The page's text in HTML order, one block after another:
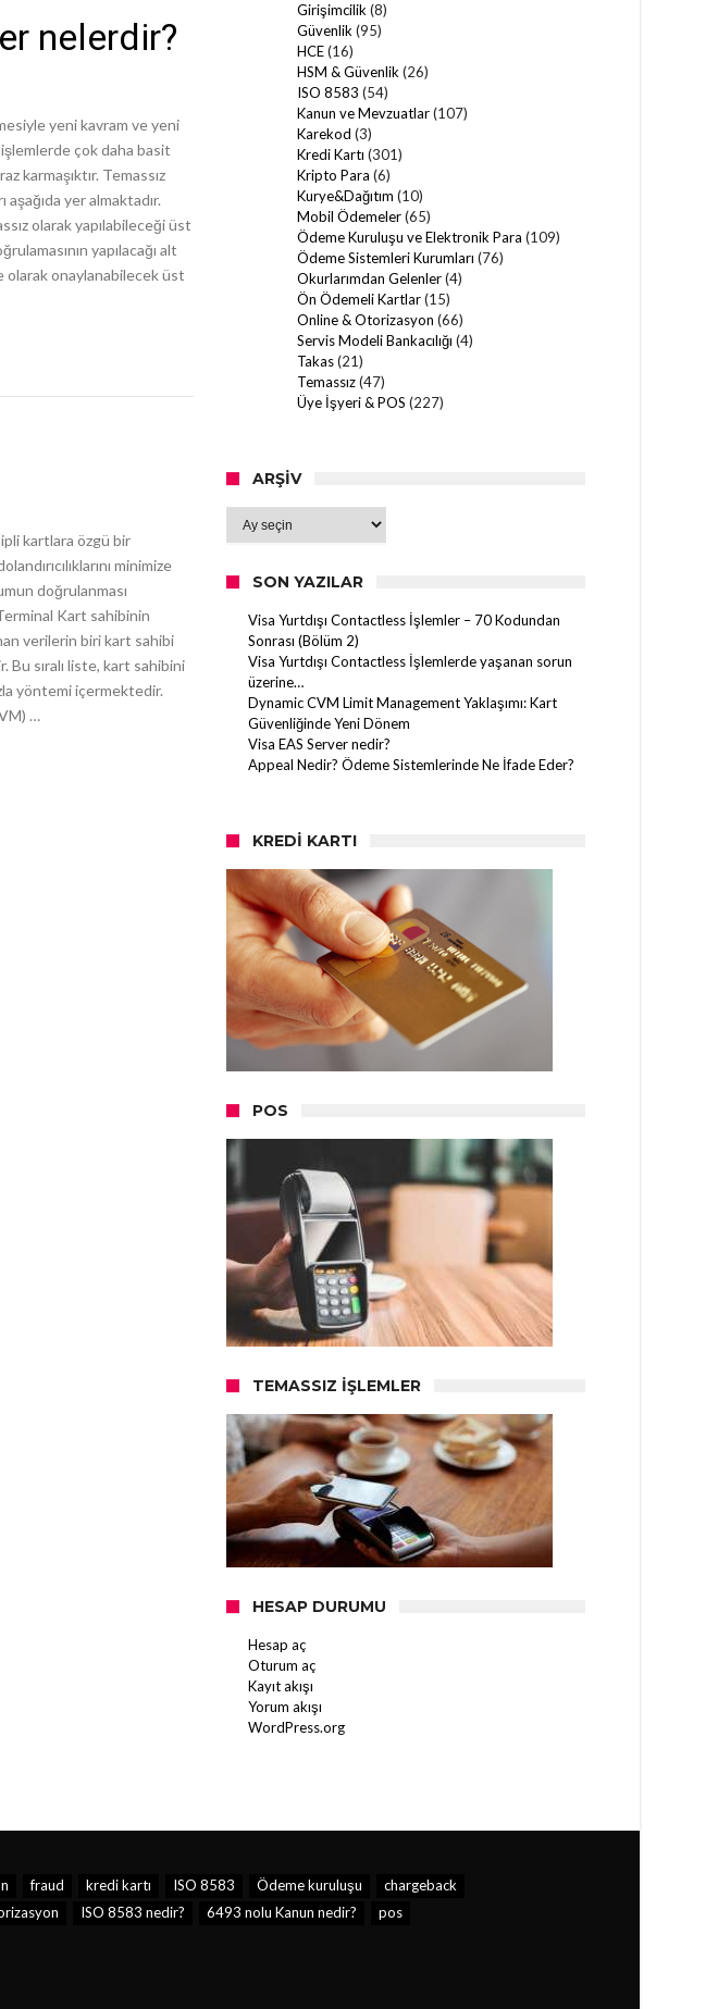
nelerdir?
yeni kavram ve yeni
işlemlerde çok daha basit
karmaşıktır. Temassız
yer almaktadır.
olarak yapılabileceği üst
yapılacağı alt
onaylanabilecek üst
kartlara özgü bir
minimize
doğrulanması
Kart sahibinin
verilerin biri kart sahibi
sıralı liste, kart sahibini
yöntemi içermektedir.
…
Girişimcilik (8)
Güvenlik (95)
HCE(16)
HSM & Güvenlik (26)
ISO 8583 (54)
Kanun ve Mevzuatlar(107)
Karekod (3)
Kredi Kartı (301)
Kripto Para (6)
Kurye&Dağıtım (10)
Mobil Ödemeler(65)
Ödeme Kuruluşu ve Elektronik Para (109)
Ödeme Sistemleri Kurumları (76)
Okurlarımdan Gelenler(4)
Ön Ödemeli Kartlar(15)
Online & Otorizasyon (66)
Servis Modeli Bankacılığı (4)
Takas(21)
Temassız(47)
Üye İşyeri & POS (227)
ARŞIV
SON YAZILAR
Visa Yurtdışı Contactless İşlemler – 70 Kodundan
Sonrası (Bölüm 2)
Visa Yurtdışı Contactless İşlemlerde yaşanan sorun
üzerine…
Dynamic CVM Limit Management Yaklaşımı: Kart
Güvenliğinde Yeni Dönem
Visa EAS Server nedir?
Appeal Nedir? Ödeme Sistemlerinde Ne İfade Eder?
KREDI KARTI
POS
TEMASSIZ İŞLEMLER
HESAP DURUMU
Hesap aç
Oturum aç
Kayıt akışı
Yorum akışı
WordPress.org
fraud kredi kartı ISO 8583 Ödeme kuruluşu
chargeback
ISO 8583 nedir? 6493 nolu Kanun nedir? pos